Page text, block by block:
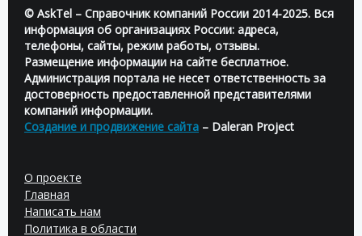
© AskTel – Справочник компаний России 2014-2025. Вся
информация об организациях России: адреса,
телефоны, сайты, режим работы, отзывы.
Размещение информации на сайте бесплатное.
Администрация портала не несет ответственность за
достоверность предоставленной представителями
компаний информации.
Создание и продвижение сайта – Daleran Project
О проекте
Главная
Написать нам
Политика в области